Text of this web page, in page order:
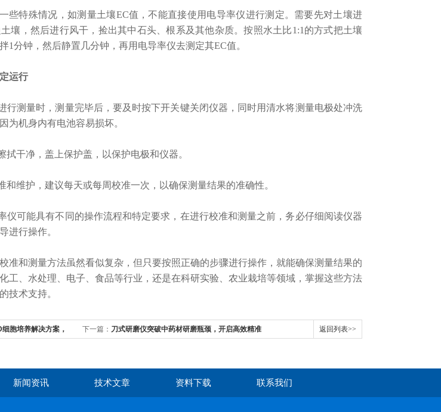
些特殊情况，如测量土壤EC值，不能直接使用电导率仪进行测定。需要先对土壤进
壤，然后进行风干，捡出其中石头、根系及其他杂质。按照水土比1:1的方式把土壤
1分钟，然后静置几分钟，再用电导率仪去测定其EC值。
运行
测量时，测量完毕后，要及时按下开关键关闭仪器，同时用清水将测量电极处冲洗
为机身内有电池容易损坏。
拭干净，盖上保护盖，以保护电极和仪器。
和维护，建议每天或每周校准一次，以确保测量结果的准确性。
仪可能具有不同的操作流程和特定要求，在进行校准和测量之前，务必仔细阅读仪器
进行操作。
和测量方法虽然看似复杂，但只要按照正确的步骤进行操作，就能确保测量结果的
工、水处理、电子、食品等行业，还是在科研实验、农业栽培等领域，掌握这些方法
技术支持。
胞培养解决方案， 下一篇： 刀式研磨仪突破中药材研磨瓶颈，开启高效精准 返回列表>>
新闻资讯 技术文章 资料下载 联系我们